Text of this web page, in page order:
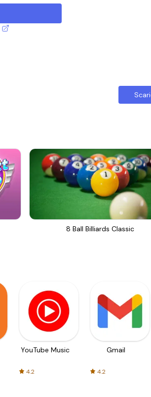
8 Ball Billiards Classic
YouTube Music
4.2
Gmail
4.2